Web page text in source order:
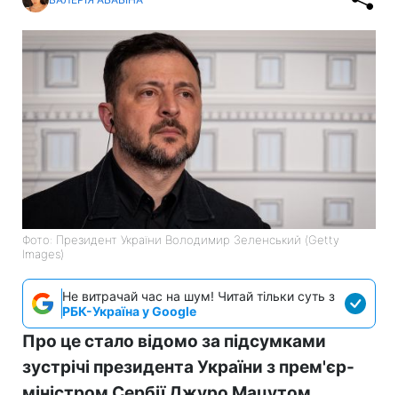
Фото: Президент України Володимир Зеленський (Getty
Images)
Не витрачай час на шум! Читай тільки суть з
РБК-Україна у Google
Про це стало відомо за підсумками
зустрічі президента України з прем'єр-